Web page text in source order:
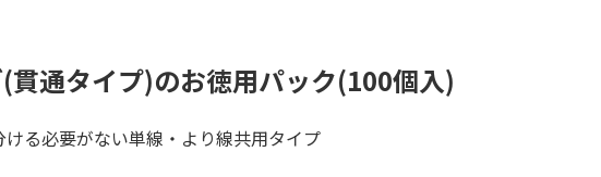
貫通タイプ)のお徳用パック(100個入)
る必要がない単線・より線共用タイプ